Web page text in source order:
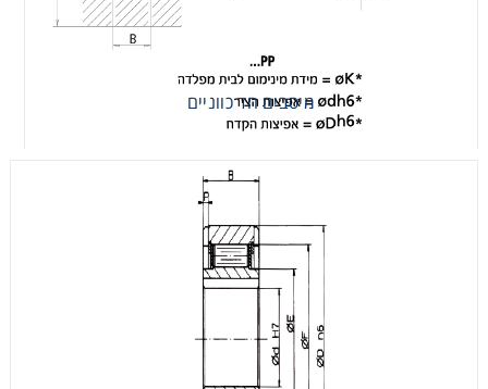
מיסבים חד כווניים
מצמדים חד כיווניים